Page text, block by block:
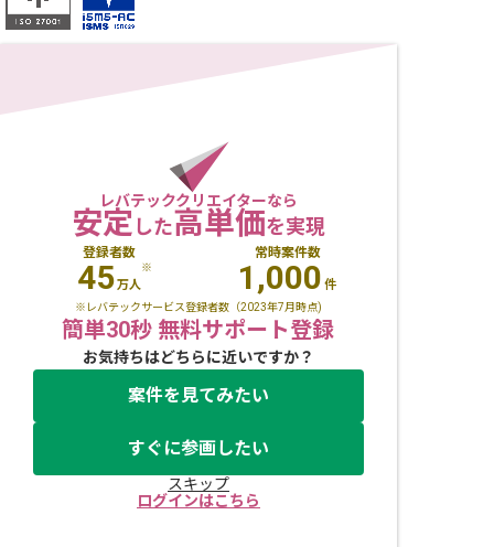
レバテッククリエイターなら
安定した高単価を実現
登録者数
45万人
※
常時案件数
1,000 件
※レバテックサービス登録者数（2023年7月時点)
簡単30秒 無料サポート登録
お気持ちはどちらに近いですか？
案件を見てみたい
すぐに参画したい
スキップ
ログインはこちら